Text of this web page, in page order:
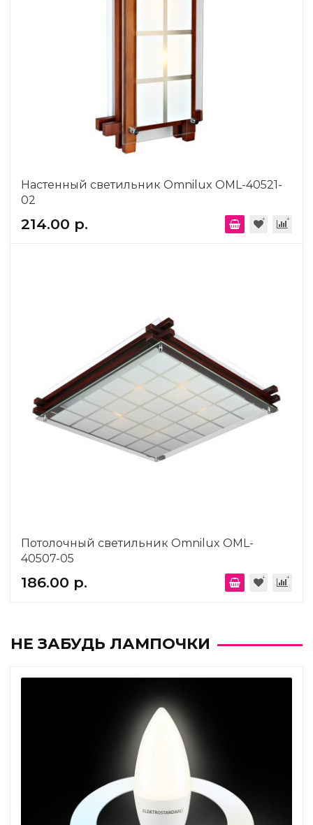
Настенный светильник Omnilux OML-40521-
02
214.00 р.
Потолочный светильник Omnilux OML-
40507-05
186.00 р.
НЕ ЗАБУДЬ ЛАМПОЧКИ